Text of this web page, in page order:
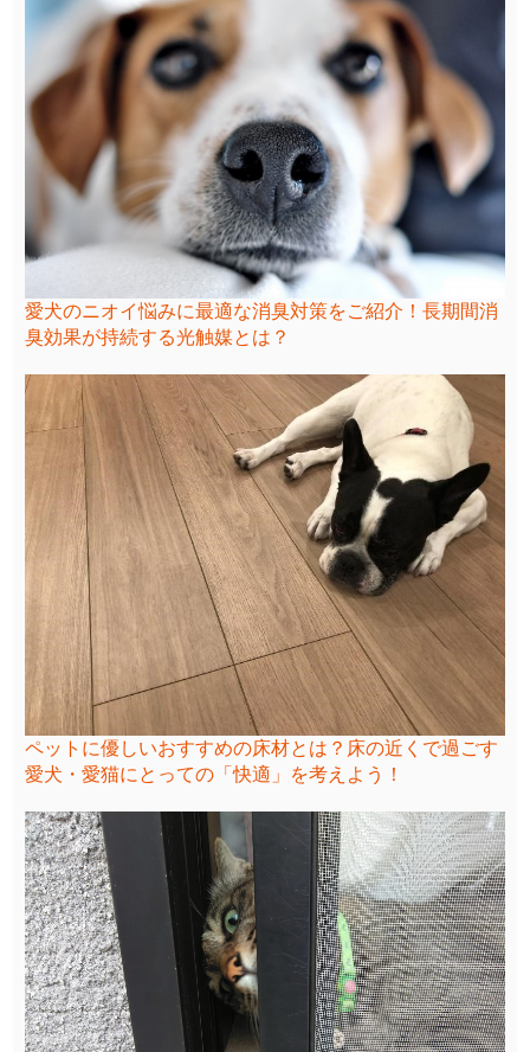
愛犬のニオイ悩みに最適な消臭対策をご紹介！長期間消
臭効果が持続する光触媒とは？
ペットに優しいおすすめの床材とは？床の近くで過ごす
愛犬・愛猫にとっての「快適」を考えよう！